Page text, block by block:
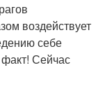
воздействует
себе
Сейчас